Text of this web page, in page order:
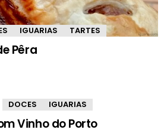
IGUARIAS TARTES
Pêra
DOCES IGUARIAS
Vinho do Porto